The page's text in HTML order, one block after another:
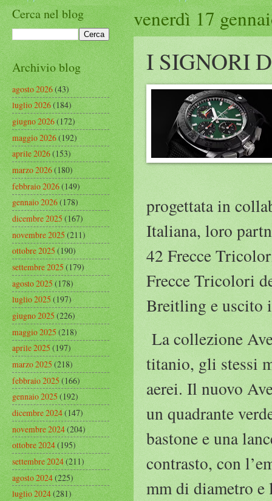
venerdì 17
I SIGNORI
progettata in
Italiana, loro
42 Frecce
Frecce Tricolori
Breitling e uscito
La collezione
titanio, gli stessi
aerei. Il nuovo
un quadrante
bastone e una
contrasto, con
mm di diametro e
Cerca nel blog
Archivio blog
agosto 2026(43)
luglio 2026(184)
giugno 2026(172)
maggio 2026(192)
aprile 2026(153)
marzo 2026(180)
febbraio 2026(149)
gennaio 2026(178)
dicembre 2025(167)
novembre 2025(211)
ottobre 2025(190)
settembre 2025(179)
agosto 2025(178)
luglio 2025(197)
giugno 2025(226)
maggio 2025(218)
aprile 2025(197)
marzo 2025(218)
febbraio 2025(166)
gennaio 2025(192)
dicembre 2024(147)
novembre 2024(204)
ottobre 2024(195)
settembre 2024(211)
agosto 2024(225)
luglio 2024(281)